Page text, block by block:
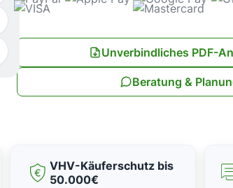
Unverbindliches PDF-
Beratung &
VHV-Käuferschutz bis
50.000€